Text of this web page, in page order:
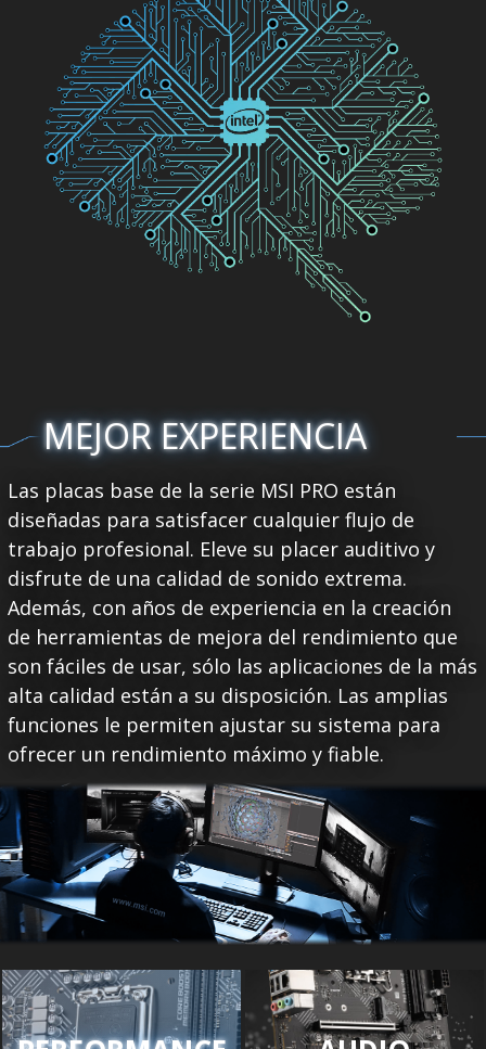
MEJOR EXPERIENCIA
Las placas base de la serie MSI PRO están
diseñadas para satisfacer cualquier flujo de
trabajo profesional. Eleve su placer auditivo y
disfrute de una calidad de sonido extrema.
Además, con años de experiencia en la creación
de herramientas de mejora del rendimiento que
son fáciles de usar, sólo las aplicaciones de la más
alta calidad están a su disposición. Las amplias
funciones le permiten ajustar su sistema para
ofrecer un rendimiento máximo y fiable.